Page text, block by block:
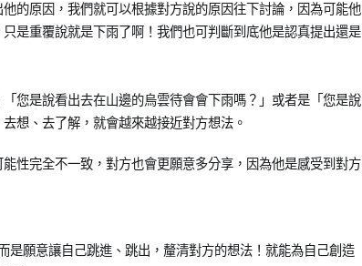
的原因，我們就可以根據對方說的原因往下討論，因為可能他
是重覆說就是下雨了啊！我們也可判斷到底他是認真提出還是
您是說看出去在山邊的烏雲待會會下雨嗎？」或者是「您是說
想、去了解，就會越來越接近對方想法。
性完全不一致，對方也會更願意多分享，因為他是感受到對方
是願意讓自己跳進、跳出，釐清對方的想法！就能為自己創造